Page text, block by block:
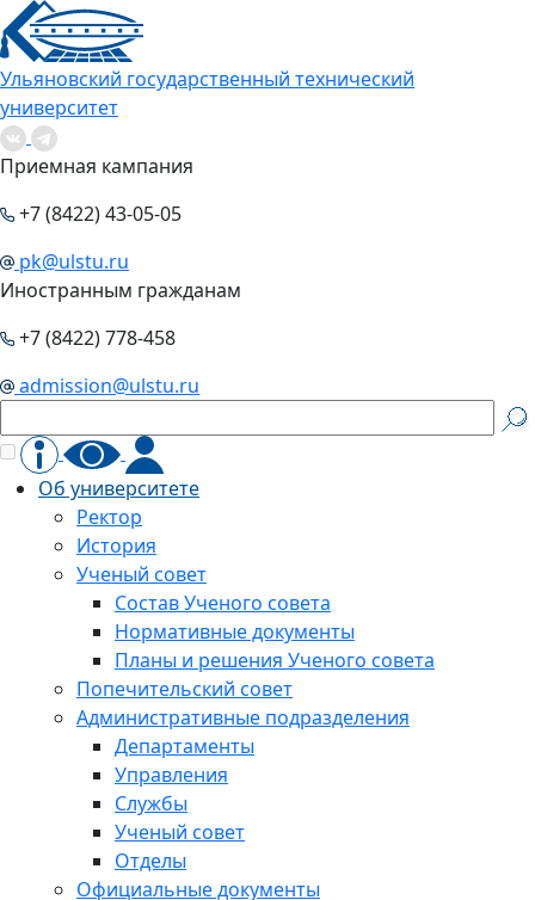
Ульяновский государственный технический
университет
Приемная кампания
+7 (8422) 43-05-05
pk@ulstu.ru
Иностранным гражданам
+7 (8422) 778-458
admission@ulstu.ru
Об университете
Ректор
История
Ученый совет
Состав Ученого совета
Нормативные документы
Планы и решения Ученого совета
Попечительский совет
Административные подразделения
Департаменты
Управления
Службы
Ученый совет
Отделы
Официальные документы